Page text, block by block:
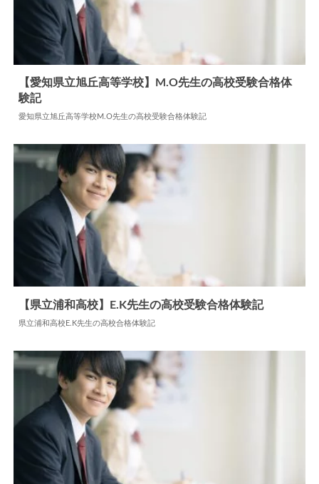
高校合格体験記
【愛知県立旭丘高等学校】M.O先生の高校受験合格体
験記
愛知県立旭丘高等学校M.O先生の高校受験合格体験記
【県立浦和高校】E.K先生の高校受験合格体験記
県立浦和高校E.K先生の高校合格体験記